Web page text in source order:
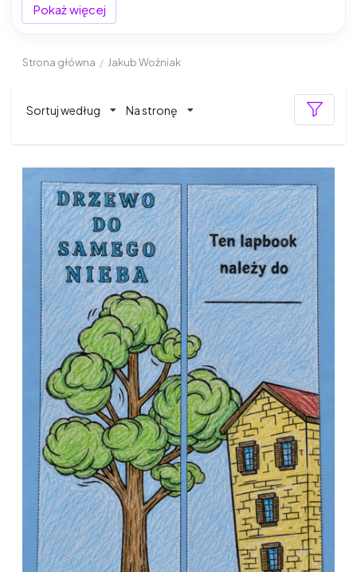
dziećmi. To połączenie kreatywności i wiedzy
pedagogicznej pozwala tworzyć materiały, które naprawdę
Pokaż więcej
Strona główna / Jakub Woźniak
Sortuj według Na stronę